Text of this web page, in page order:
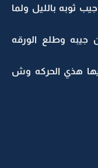
ثوبه بالليل ولما
جيبه وطلع الورقه
هذي الحركه وش